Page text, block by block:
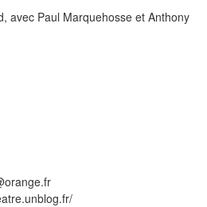
avec Paul Marquehosse et Anthony